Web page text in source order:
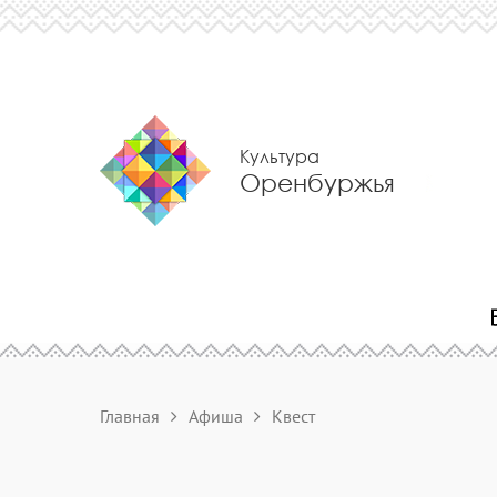
Культура
Оренбуржья
Главная Афиша Квест